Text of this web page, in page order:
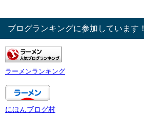
ブログランキングに参加しています！
ラーメンランキング
にほんブログ村